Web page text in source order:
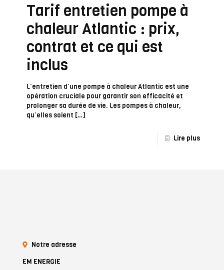
Tarif entretien pompe à
chaleur Atlantic : prix,
contrat et ce qui est
inclus
L’entretien d’une pompe à chaleur Atlantic est une
opération cruciale pour garantir son efficacité et
prolonger sa durée de vie. Les pompes à chaleur,
qu’elles soient […]
Lire plus
Notre adresse
EM ENERGIE